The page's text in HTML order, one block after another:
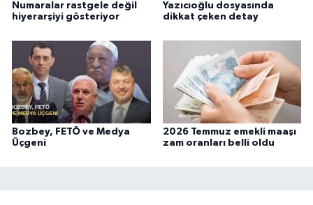
Numaralar rastgele değil
hiyerarşiyi gösteriyor
Yazıcıoğlu dosyasında
dikkat çeken detay
Bozbey, FETÖ ve Medya
Üçgeni
2026 Temmuz emekli maaşı
zam oranları belli oldu